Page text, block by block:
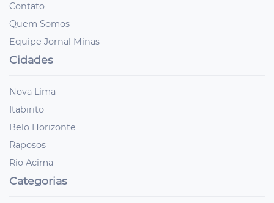
Contato
Quem Somos
Equipe Jornal Minas
Cidades
Nova Lima
Itabirito
Belo Horizonte
Raposos
Rio Acima
Categorias